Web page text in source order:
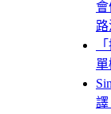
會
路
單
譯